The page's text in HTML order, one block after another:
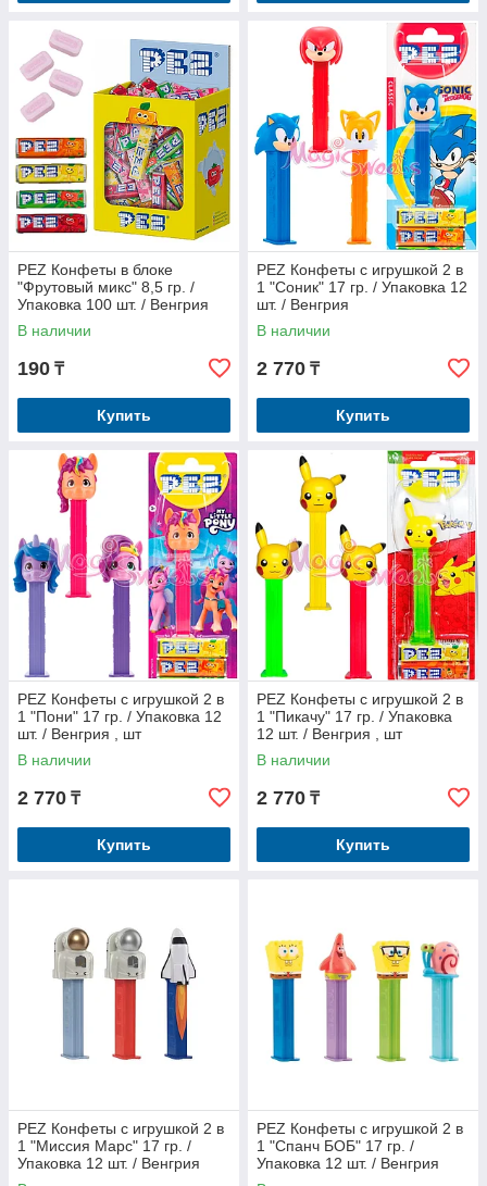
PEZ Конфеты в блоке
"Фрутовый микс" 8,5 гр. /
Упаковка 100 шт. / Венгрия
В наличии
190 ₸
Купить
PEZ Конфеты с игрушкой 2 в
1 "Соник" 17 гр. / Упаковка 12
шт. / Венгрия
В наличии
2 770 ₸
Купить
PEZ Конфеты с игрушкой 2 в
1 "Пони" 17 гр. / Упаковка 12
шт. / Венгрия , шт
В наличии
2 770 ₸
Купить
PEZ Конфеты с игрушкой 2 в
1 "Пикачу" 17 гр. / Упаковка
12 шт. / Венгрия , шт
В наличии
2 770 ₸
Купить
PEZ Конфеты с игрушкой 2 в
1 "Миссия Марс" 17 гр. /
Упаковка 12 шт. / Венгрия
PEZ Конфеты с игрушкой 2 в
1 "Спанч БОБ" 17 гр. /
Упаковка 12 шт. / Венгрия